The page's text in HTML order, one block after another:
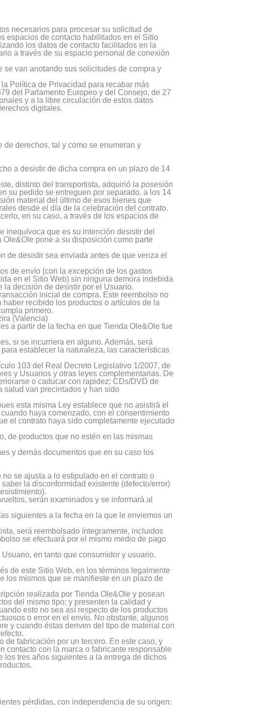
necesarios para procesar su solicitud de
espacios de contacto habilitados en el Sitio
los datos de contacto facilitados en la
a través de su espacio personal de conexión
van anotando sus solicitudes de compra y
Política de Privacidad para recabar más
del Parlamento Europeo y del Consejo, de 27
y a la libre circulación de estos datos
digitales.
derechos, tal y como se enumeran y
a desistir de dicha compra en un plazo de 14
distinto del transportista, adquirió la posesión
su pedido se entreguen por separado, a los 14
material del último de esos bienes que
desde el día de la celebración del contrato.
en su caso, a través de los espacios de
inequívoca que es su intención desistir del
pone a su disposición como parte
de desistir sea enviada antes de que venza el
de envío (con la excepción de los gastos
en el Sitio Web) sin ninguna demora indebida
la decisión de desistir por el Usuario.
inicial de compra. Este reembolso no
recibido los productos o artículos de la
primero.
(Valencia)
a partir de la fecha en que Tienda Ole&Ole fue
si se incurriera en alguno. Además, será
establecer la naturaleza, las características
103 del Real Decreto Legislativo 1/2007, de
y Usuarios y otras leyes complementarias. De
o caducar con rapidez; CDs/DVD de
salud van precintados y han sido
esta misma Ley establece que no asistirá el
haya comenzado, con el consentimiento
el contrato haya sido completamente ejecutado
de productos que no estén en las mismas
y demás documentos que en su caso los
se ajusta a lo estipulado en el contrato o
la disconformidad existente (defecto/error)
serán examinados y se informará al
siguientes a la fecha en la que le enviemos un
será reembolsado íntegramente, incluidos
se efectuará por el mismo medio de pago
en tanto que consumidor y usuario.
de este Sitio Web, en los términos legalmente
los mismos que se manifieste en un plazo de
realizada por Tienda Ole&Ole y posean
del mismo tipo; y presenten la calidad y
esto no sea así respecto de los productos
o error en el envío. No obstante, algunos
y cuando éstas deriven del tipo de material con
de fabricación por un tercero. En este caso, y
contacto con la marca o fabricante responsable
los tres años siguientes a la entrega de dichos
pérdidas, con independencia de su origen: